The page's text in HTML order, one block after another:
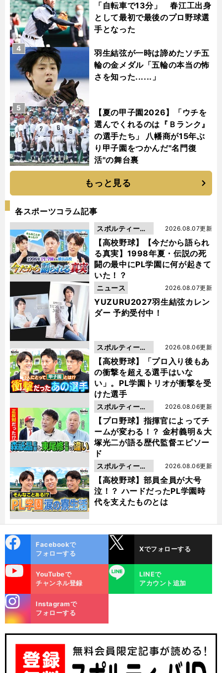
「自転車で13分」 春江工出身
として最初で最後のプロ野球選
手となった
羽生結弦が一時は諦めたソチ五
輪の金メダル「五輪の本当の怖
さを知った......」
4
【夏の甲子園2026】「ウチを
選んでくれるのは『Ｂランク』
の選手たち」 八幡商が15年ぶ
り甲子園をつかんだ"名門復
活"の舞台裏
5
もっと見る
各スポーツコラム記事
【高校野球】【今だから語られ
る真実】1998年夏・伝説の死
闘の最中にPL学園に何が起きて
いた！？
2026.08.07更新
スポルティーバ
動画
YUZURU2027羽生結弦カレン
ダー 予約受付中！
2026.08.07更新
ニュース
【高校野球】「プロ入り後もあ
の衝撃を超える選手はいな
い」。PL学園トリオが衝撃を受
けた選手
2026.08.06更新
スポルティーバ
動画
【プロ野球】指揮官によってチ
ームが変わる！？ 金村義明＆大
塚光二が語る歴代監督エピソー
ド
2026.08.06更新
スポルティーバ
動画
【高校野球】部員全員が大号
泣！？ ハードだったPL学園時
代を支えたものとは
2026.08.06更新
スポルティーバ
動画
ok
Facebookで
フォローする
Xでフォローする
YouTubeで
チャンネル登録
LINE
LINEで
アカウント追加
m
Instagramで
フォローする